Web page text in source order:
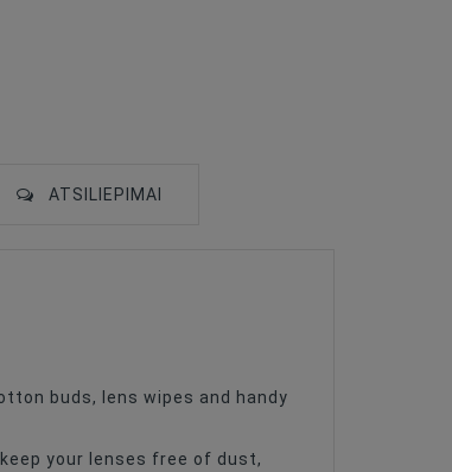
ATSILIEPIMAI
buds, lens wipes and handy
your lenses free of dust,